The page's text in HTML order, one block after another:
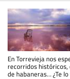
En Torrevieja nos
recorridos
de habaneras… ¿Te